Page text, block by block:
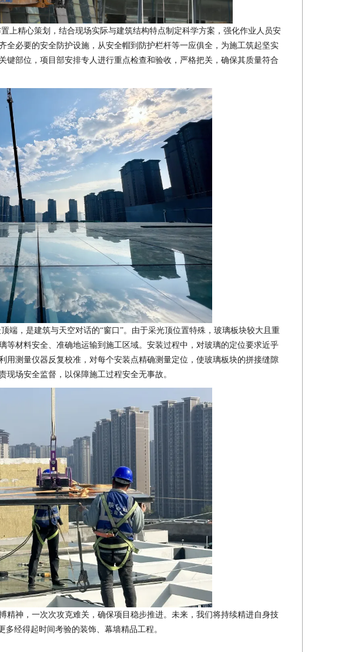
上精心策划，结合现场实际与建筑结构特点制定科学方案，强化作业人员安
必要的安全防护设施，从安全帽到防护栏杆等一应俱全，为施工筑起坚实
部位，项目部安排专人进行重点检查和验收，严格把关，确保其质量符合
端，是建筑与天空对话的“窗口”。由于采光顶位置特殊，玻璃板块较大且重
材料安全、准确地运输到施工区域。安装过程中，对玻璃的定位要求近乎
测量仪器反复校准，对每个安装点精确测量定位，使玻璃板块的拼接缝隙
场安全监督，以保障施工过程安全无事故。
精神，一次次攻克难关，确保项目稳步推进。未来，我们将持续精进自身技
经得起时间考验的装饰、幕墙精品工程。